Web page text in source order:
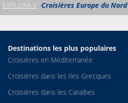
EXPLORA V Croisières Europe du Nord
Destinations les plus populaires
Croisières en Méditerranée
Croisières dans les Iles Grecques
Croisières dans les Caraibes